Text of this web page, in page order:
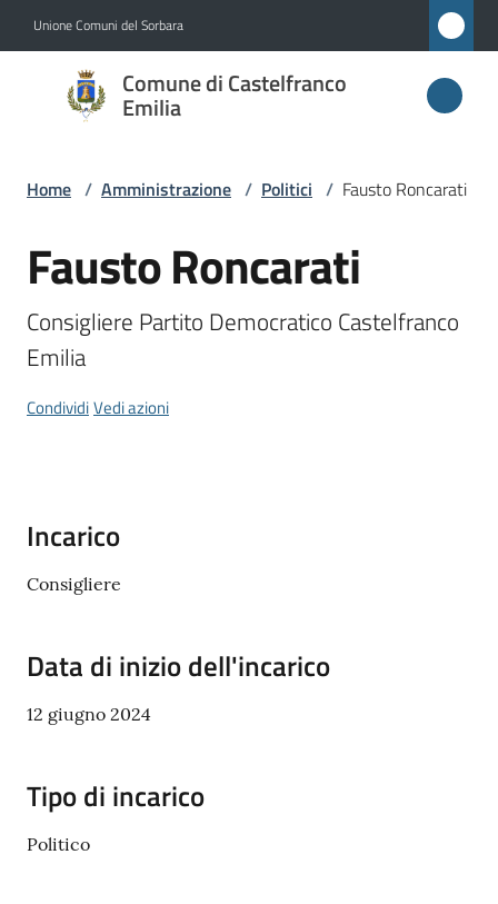
Unione Comuni del Sorbara
Comune di Castelfranco
Emilia
Comune di
Castelfranco
Menu selezionato
Servizi
Vivere
argomenti...
su
Home / Amministrazione / Politici / Fausto Roncarati
Salta al contenuto
Fausto Roncarati
Consigliere Partito Democratico Castelfranco
Emilia
CondividiVedi azioni
Incarico
Consigliere
Data di inizio dell'incarico
12 giugno 2024
Tipo di incarico
Politico